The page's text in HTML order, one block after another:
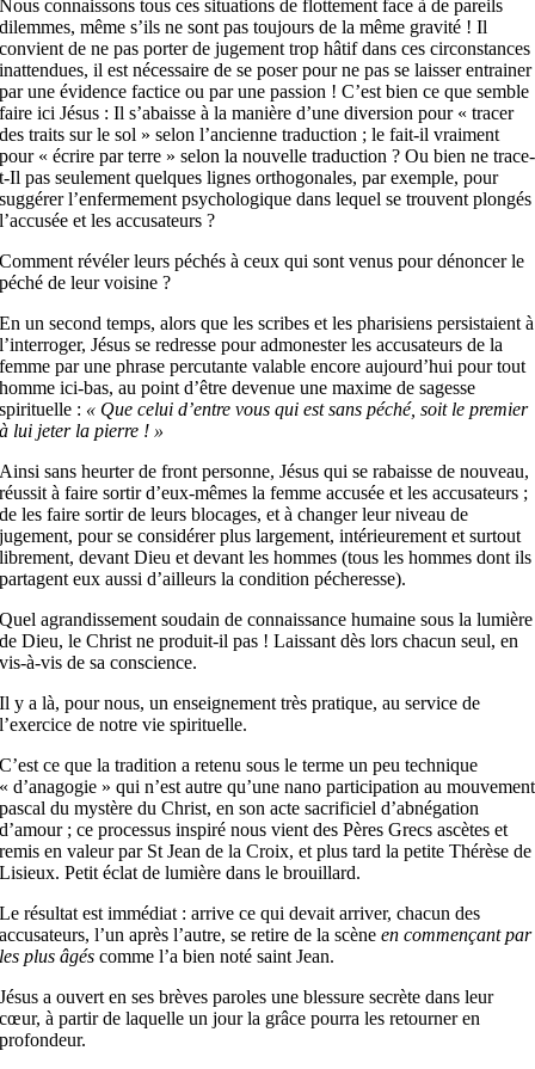
Nous connaissons tous ces situations de flottement face à de pareils
dilemmes, même s’ils ne sont pas toujours de la même gravité ! Il
convient de ne pas porter de jugement trop hâtif dans ces circonstances
inattendues, il est nécessaire de se poser pour ne pas se laisser entrainer
par une évidence factice ou par une passion ! C’est bien ce que semble
faire ici Jésus : Il s’abaisse à la manière d’une diversion pour « tracer
des traits sur le sol » selon l’ancienne traduction ; le fait-il vraiment
pour « écrire par terre » selon la nouvelle traduction ? Ou bien ne trace-
t-Il pas seulement quelques lignes orthogonales, par exemple, pour
suggérer l’enfermement psychologique dans lequel se trouvent plongés
l’accusée et les accusateurs ?
Comment révéler leurs péchés à ceux qui sont venus pour dénoncer le
péché de leur voisine ?
En un second temps, alors que les scribes et les pharisiens persistaient à
l’interroger, Jésus se redresse pour admonester les accusateurs de la
femme par une phrase percutante valable encore aujourd’hui pour tout
homme ici-bas, au point d’être devenue une maxime de sagesse
spirituelle : « Que celui d’entre vous qui est sans péché, soit le premier
à lui jeter la pierre ! »
Ainsi sans heurter de front personne, Jésus qui se rabaisse de nouveau,
réussit à faire sortir d’eux-mêmes la femme accusée et les accusateurs ;
de les faire sortir de leurs blocages, et à changer leur niveau de
jugement, pour se considérer plus largement, intérieurement et surtout
librement, devant Dieu et devant les hommes (tous les hommes dont ils
partagent eux aussi d’ailleurs la condition pécheresse).
Quel agrandissement soudain de connaissance humaine sous la lumière
de Dieu, le Christ ne produit-il pas ! Laissant dès lors chacun seul, en
vis-à-vis de sa conscience.
Il y a là, pour nous, un enseignement très pratique, au service de
l’exercice de notre vie spirituelle.
C’est ce que la tradition a retenu sous le terme un peu technique
« d’anagogie » qui n’est autre qu’une nano participation au mouvement
pascal du mystère du Christ, en son acte sacrificiel d’abnégation
d’amour ; ce processus inspiré nous vient des Pères Grecs ascètes et
remis en valeur par St Jean de la Croix, et plus tard la petite Thérèse de
Lisieux. Petit éclat de lumière dans le brouillard.
Le résultat est immédiat : arrive ce qui devait arriver, chacun des
accusateurs, l’un après l’autre, se retire de la scèneen commençant par
les plus âgés comme l’a bien noté saint Jean.
Jésus a ouvert en ses brèves paroles une blessure secrète dans leur
cœur, à partir de laquelle un jour la grâce pourra les retourner en
profondeur.